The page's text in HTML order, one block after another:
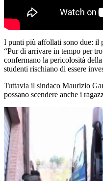
I punti più affollati sono due: il
“Pur di arrivare in tempo per
confermano la pericolosità
studenti rischiano di essere
Tuttavia il sindaco Maurizio
possano scendere anche i